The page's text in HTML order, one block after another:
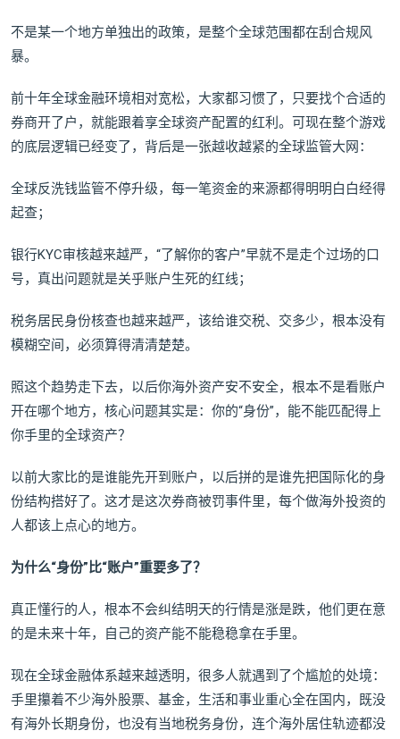
不是某一个地方单独出的政策，是整个全球范围都在刮合规风
暴。
前十年全球金融环境相对宽松，大家都习惯了，只要找个合适的
券商开了户，就能跟着享全球资产配置的红利。可现在整个游戏
的底层逻辑已经变了，背后是一张越收越紧的全球监管大网：
全球反洗钱监管不停升级，每一笔资金的来源都得明明白白经得
起查；
银行KYC审核越来越严，“了解你的客户”早就不是走个过场的口
号，真出问题就是关乎账户生死的红线；
税务居民身份核查也越来越严，该给谁交税、交多少，根本没有
模糊空间，必须算得清清楚楚。
照这个趋势走下去，以后你海外资产安不安全，根本不是看账户
开在哪个地方，核心问题其实是：你的“身份”，能不能匹配得上
你手里的全球资产？
以前大家比的是谁能先开到账户，以后拼的是谁先把国际化的身
份结构搭好了。这才是这次券商被罚事件里，每个做海外投资的
人都该上点心的地方。
为什么“身份”比“账户”重要多了？
真正懂行的人，根本不会纠结明天的行情是涨是跌，他们更在意
的是未来十年，自己的资产能不能稳稳拿在手里。
现在全球金融体系越来越透明，很多人就遇到了个尴尬的处境：
手里攥着不少海外股票、基金，生活和事业重心全在国内，既没
有海外长期身份，也没有当地税务身份，连个海外居住轨迹都没